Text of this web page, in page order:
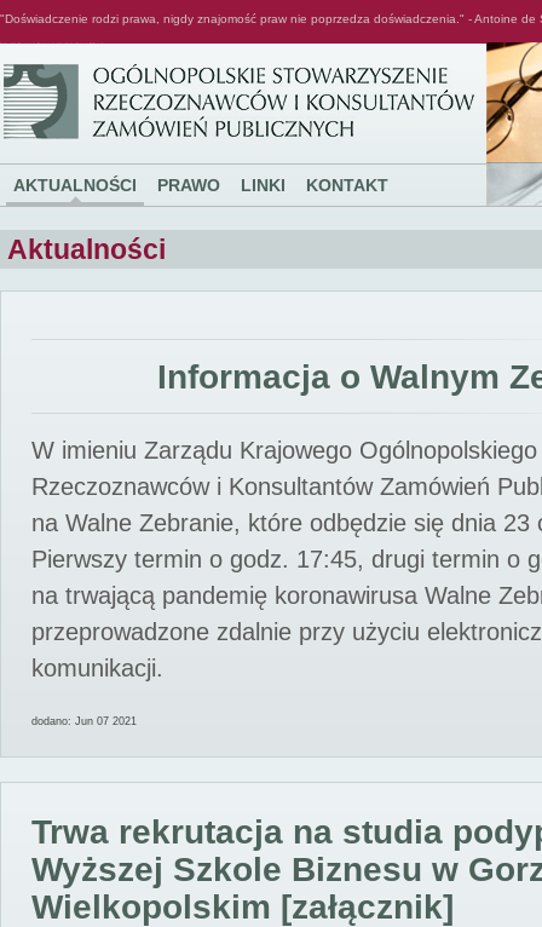
"Doświadczenie rodzi prawa, nigdy znajomość praw nie poprzedza doświadczenia." - Antoine de
AKTUALNOŚCI PRAWO LINKI KONTAKT
Aktualności
Informacja o Walnym
W imieniu Zarządu Krajowego
Rzeczoznawców i Konsultantów Zamówień
na Walne Zebranie, które odbędzie się dnia 23
Pierwszy termin o godz. 17:45, drugi termin o
na trwającą pandemię koronawirusa Walne
przeprowadzone zdalnie przy użyciu
komunikacji.
dodano: Jun 07 2021
Trwa rekrutacja na studia
Wyższej Szkole Biznesu w
Wielkopolskim [załącznik]